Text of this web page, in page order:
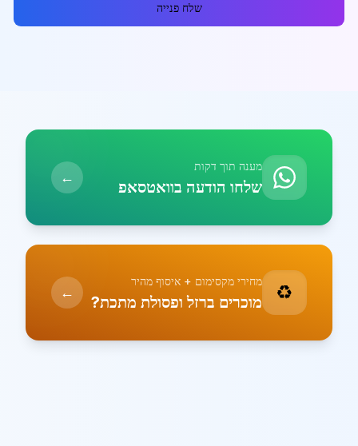
שלח פנייה
מענה תוך דקות
שלחו הודעה בוואטסאפ ←
♻️ מחירי מקסימום + איסוף מהיר
מוכרים ברזל ופסולת מתכת? ←